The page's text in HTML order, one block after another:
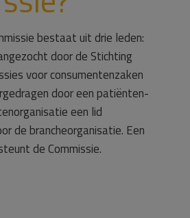
bestaat uit drie leden:
door de Stichting
voor consumentenzaken
door een patiënten-
een lid
de brancheorganisatie. Een
de Commissie.